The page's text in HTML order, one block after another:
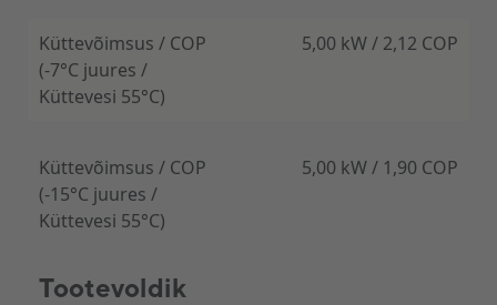
Küttevõimsus / COP
(-7°C juures /
Küttevesi 55°C)
5,00 kW / 2,12 COP
Küttevõimsus / COP
(-15°C juures /
Küttevesi 55°C)
5,00 kW / 1,90 COP
Tootevoldik